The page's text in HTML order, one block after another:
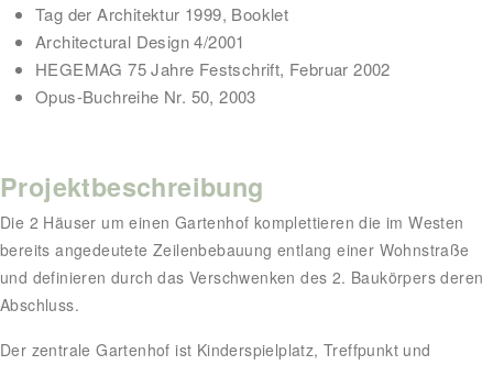
Tag der Architektur 1999, Booklet
Architectural Design 4/2001
HEGEMAG 75 Jahre Festschrift, Februar 2002
Opus-Buchreihe Nr. 50, 2003
Projektbeschreibung
Die 2 Häuser um einen Gartenhof komplettieren die im Westen
bereits angedeutete Zeilenbebauung entlang einer Wohnstraße
und definieren durch das Verschwenken des 2. Baukörpers deren
Abschluss.
Der zentrale Gartenhof ist Kinderspielplatz, Treffpunkt und